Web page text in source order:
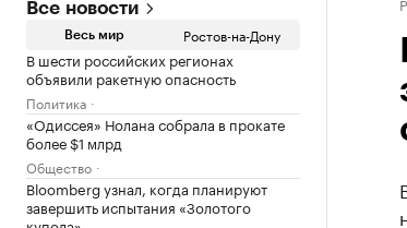
Все новости
Весь мир Ростов-на-Дону
В шести российских регионах
объявили ракетную опасность
Политика
«Одиссея» Нолана собрала в прокате
более $1 млрд
Общество
Bloomberg узнал, когда планируют
завершить испытания «Золотого